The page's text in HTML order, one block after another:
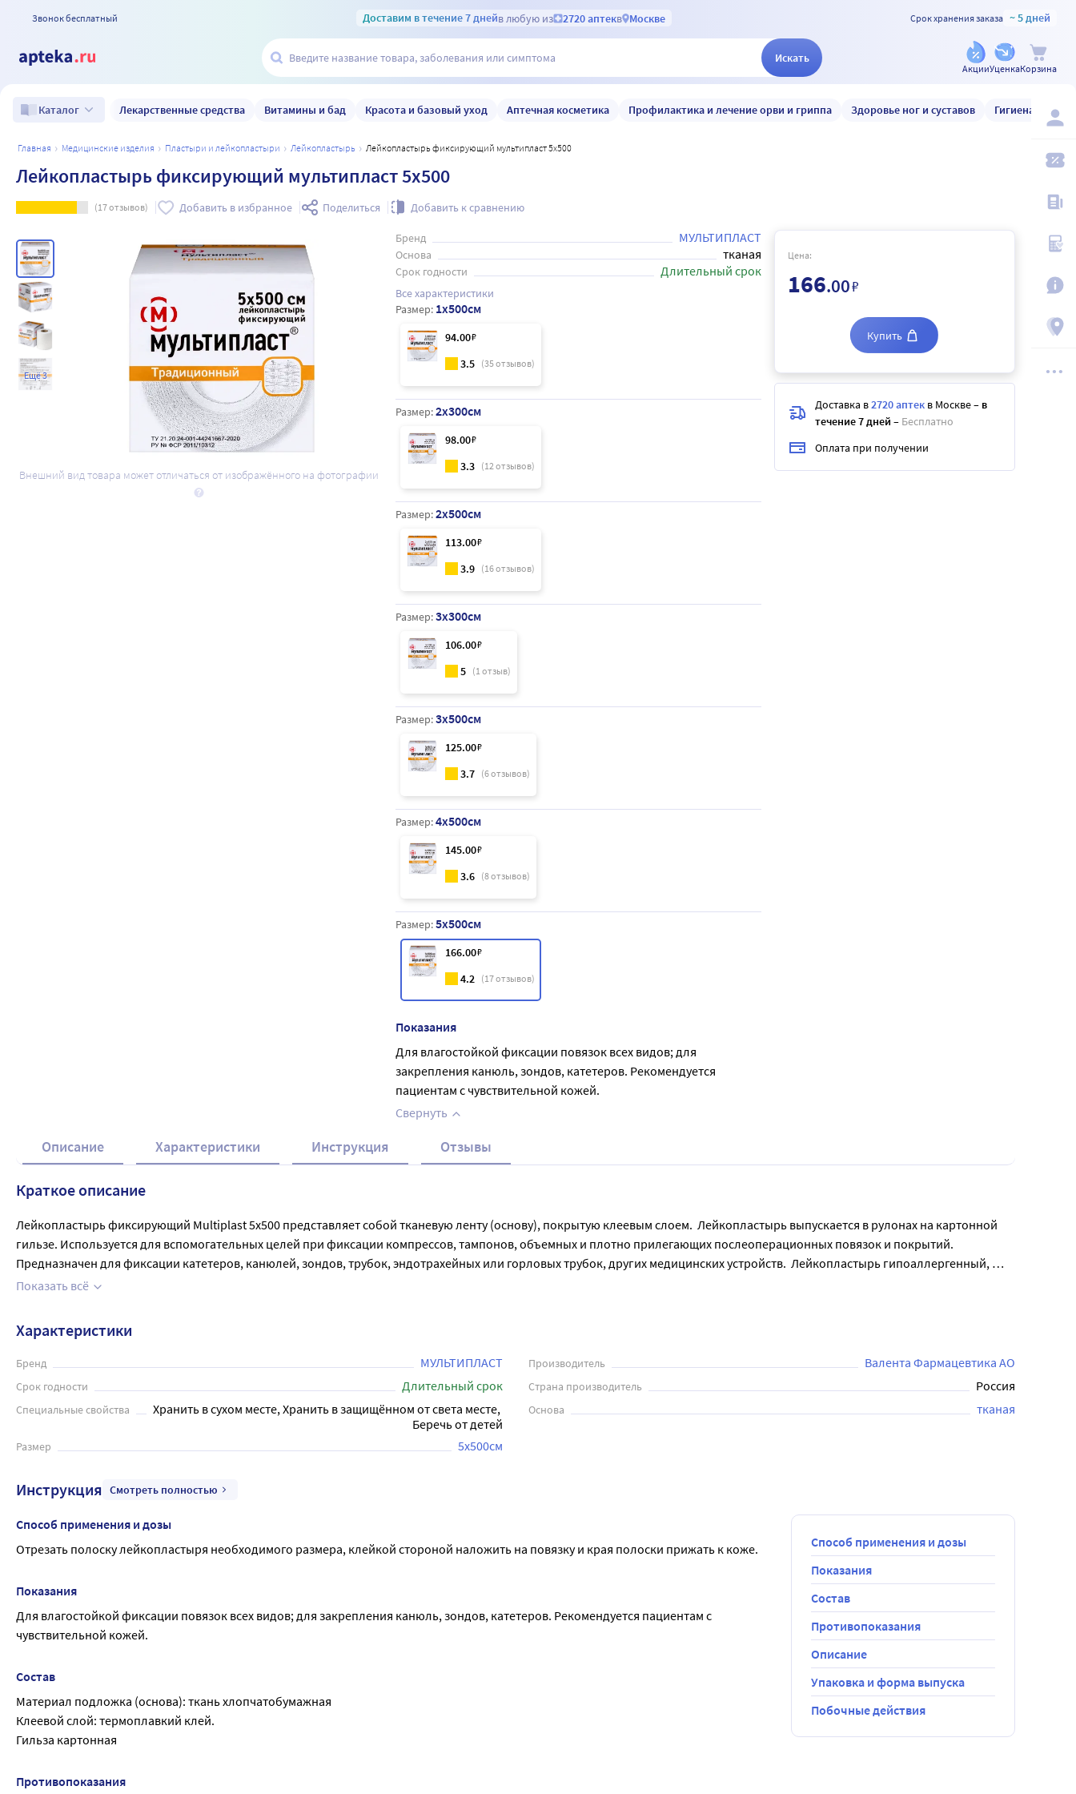
Звонок бесплатный Доставим в течение 7 днейв любую из 2720 аптекв Москве Срок хранения заказа ~ 5 дней
Искать
АкцииУценкаКорзина
Каталог Лекарственные средства Витамины и бад Красота и базовый уход Аптечная косметика Профилактика и лечение орви и гриппа Здоровье ног и суставов Гигиена и уход
главная медицинские изделия пластыри и лейкопластыри лейкопластырь Лейкопластырь фиксирующий мультипласт 5х500
Лейкопластырь фиксирующий мультипласт 5х500
(17отзывов) Добавить в избранное Поделиться Добавить к сравнению
Ещё 3
Внешний вид товара может отличаться от изображённого на фотографии
Бренд МУЛЬТИПЛАСТ
Основа тканая
Срок годности Длительный срок
Все характеристики
Размер: 1x500см
94.00₽
3.5 (35отзывов)
Размер:2x300см
98.00₽
3.3 (12отзывов)
Размер:2x500см
113.00₽
3.9 (16отзывов)
Размер:3x300см
106.00₽
5 (1отзыв)
Размер:3x500см
125.00₽
3.7 (6отзывов)
Размер:4x500см
145.00₽
3.6 (8отзывов)
Размер:5x500см
166.00₽
4.2 (17отзывов)
Показания
Для влагостойкой фиксации повязок всех видов; для
закрепления канюль, зондов, катетеров. Рекомендуется
пациентам с чувствительной кожей.
Свернуть
Цена:
166.00₽
Купить
Доставка в2720 аптек в Москве– в
течение 7 дней – Бесплатно
Оплата при получении
Описание Характеристики Инструкция Отзывы
Краткое описание
Лейкопластырь фиксирующий Multiplast 5x500 представляет собой тканевую ленту (основу), покрытую клеевым слоем.  Лейкопластырь выпускается в рулонах на картонной
гильзе. Используется для вспомогательных целей при фиксации компрессов, тампонов, объемных и плотно прилегающих послеоперационных повязок и покрытий.
Предназначен для фиксации катетеров, канюлей, зондов, трубок, эндотрахейных или горловых трубок, других медицинских устройств.  Лейкопластырь гипоаллергенный,
воздухо- и паропроницаемый, водостойкий. Надежно держится, удаляется безболезненно и без остатков.  Рекомендуется пациентам с чувствительной кожей.
Показать всё
Характеристики
Бренд МУЛЬТИПЛАСТ Производитель Валента Фармацевтика АО
Срок годности Длительный срок Страна производитель Россия
Специальные свойства
Хранить в сухом месте, Хранить в защищённом от света месте,
Беречь от детей
Основа тканая
Размер 5x500см
Инструкция Смотреть полностью
Способ применения и дозы
Отрезать полоску лейкопластыря необходимого размера, клейкой стороной наложить на повязку и края полоски прижать к коже.
Показания
Для влагостойкой фиксации повязок всех видов; для закрепления канюль, зондов, катетеров. Рекомендуется пациентам с
чувствительной кожей.
Состав
Материал подложка (основа): ткань хлопчатобумажная
Клеевой слой: термоплавкий клей.
Гильза картонная
Противопоказания
Способ применения и дозы
Показания
Состав
Противопоказания
Описание
Упаковка и форма выпуска
Побочные действия